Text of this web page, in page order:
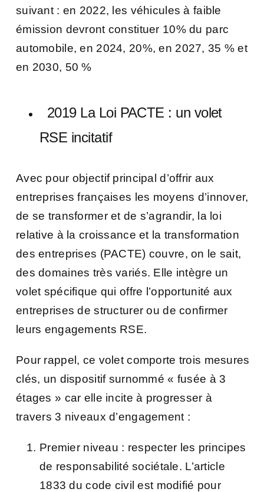
suivant : en 2022, les véhicules à faible
émission devront constituer 10% du parc
automobile, en 2024, 20%, en 2027, 35 % et
en 2030, 50 %
2019 La Loi PACTE : un volet
RSE incitatif
Avec pour objectif principal d’offrir aux
entreprises françaises les moyens d’innover,
de se transformer et de s’agrandir, la loi
relative à la croissance et la transformation
des entreprises (PACTE) couvre, on le sait,
des domaines très variés. Elle intègre un
volet spécifique qui offre l’opportunité aux
entreprises de structurer ou de confirmer
leurs engagements RSE.
Pour rappel, ce volet comporte trois mesures
clés, un dispositif surnommé « fusée à 3
étages » car elle incite à progresser à
travers 3 niveaux d’engagement :
Premier niveau : respecter les principes
de responsabilité sociétale. L’article
1833 du code civil est modifié pour